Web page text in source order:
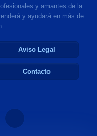
y amantes de la
y ayudará en más de
Aviso Legal
Contacto